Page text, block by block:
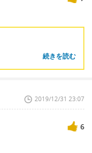
続きを読む
2019/12/31 23:07
6